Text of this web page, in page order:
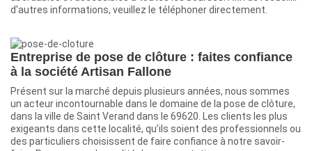
d'autres informations, veuillez le téléphoner directement.
Entreprise de pose de clôture : faites confiance
à la société Artisan Fallone
Présent sur la marché depuis plusieurs années, nous sommes
un acteur incontournable dans le domaine de la pose de clôture,
dans la ville de Saint Verand dans le 69620. Les clients les plus
exigeants dans cette localité, qu’ils soient des professionnels ou
des particuliers choisissent de faire confiance à notre savoir-